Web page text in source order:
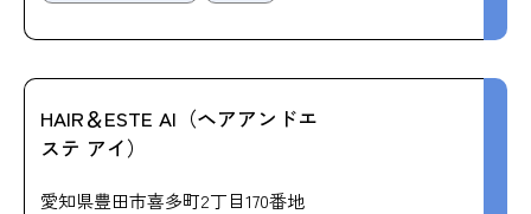
HAIR＆ESTE AI（ヘアアンドエ
ステ アイ）
愛知県豊田市喜多町2丁目170番地